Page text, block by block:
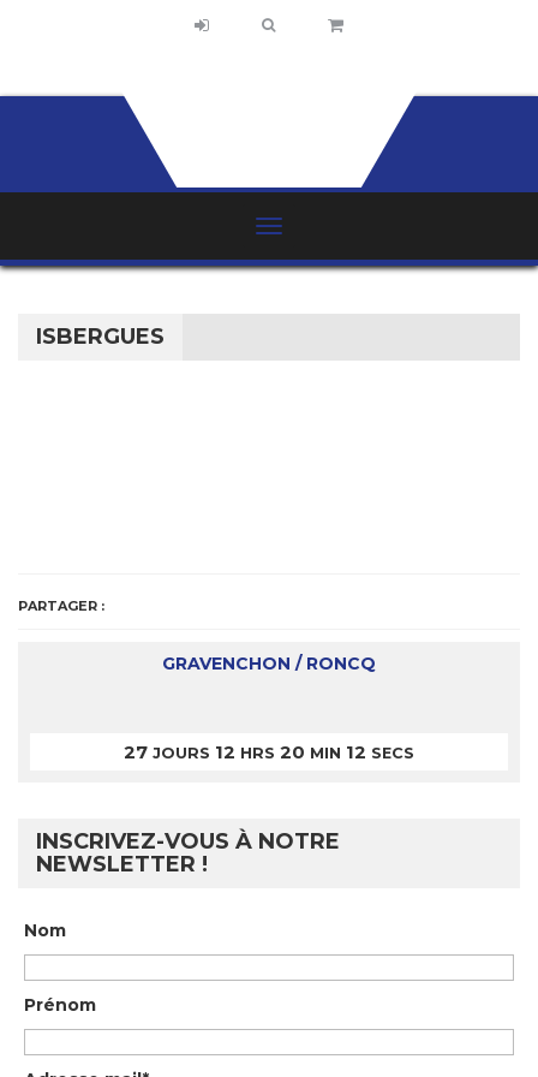
ISBERGUES
PARTAGER :
GRAVENCHON / RONCQ
27 JOURS 12 HRS 20 MIN 12 SECS
INSCRIVEZ-VOUS À NOTRE
NEWSLETTER !
Nom
Prénom